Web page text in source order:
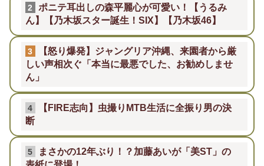
2
ポニテ耳出しの森平麗心が可愛い！【うるみ
ん】【乃木坂スター誕生！SIX】【乃木坂46】
3
【怒り爆発】ジャングリア沖縄、来園者から厳
しい声相次ぐ「本当に最悪でした、お勧めしませ
ん」
4
【FIRE志向】虫撮りMTB生活に全振り男の決
断
5
まさかの12年ぶり！？加藤あいが「美ST」の